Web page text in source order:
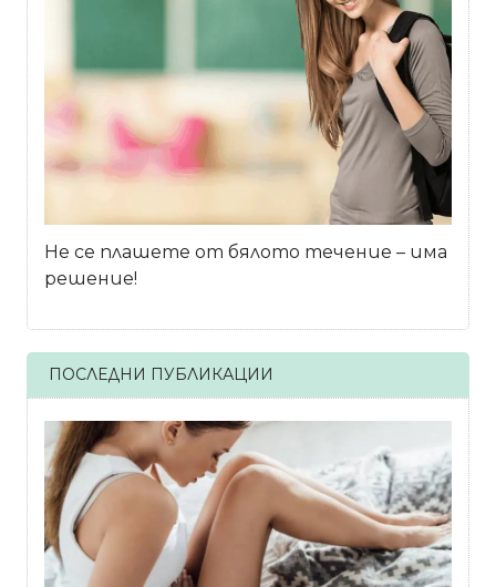
Не се плашете от бялото течение – има
решение!
ПОСЛЕДНИ ПУБЛИКАЦИИ